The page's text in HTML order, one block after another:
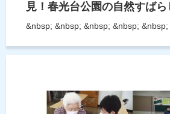
見！春光台公園の自然すばら
&nbsp; &nbsp; &nbsp; &nbsp; &nbsp;